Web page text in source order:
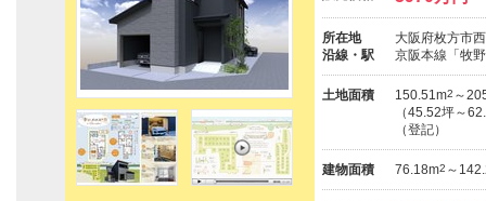
所在地
大阪府枚方市
沿線・駅
京阪本線「牧
土地面積 150.51m2 ～
（45.52坪～
（登記）
建物面積 76.18m2 ～